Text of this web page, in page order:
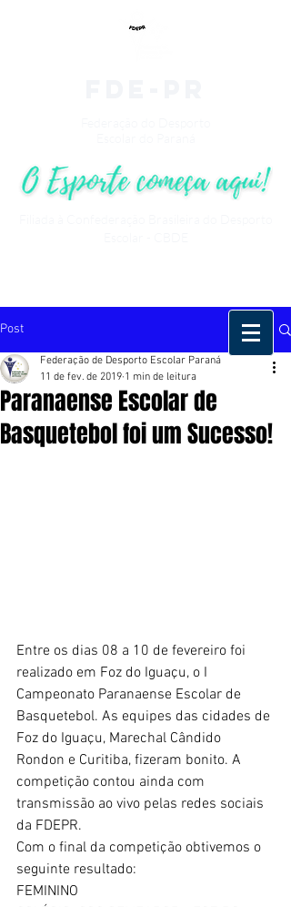
Post
Paranaense Escolar de
Basquetebol foi um Sucesso!
Federação de Desporto Escolar Paraná
11 de fev. de 2019 1 min de leitura
Entre os dias 08 a 10 de fevereiro foi
realizado em Foz do Iguaçu, o I
Campeonato Paranaense Escolar de
Basquetebol. As equipes das cidades de
Foz do Iguaçu, Marechal Cândido
Rondon e Curitiba, fizeram bonito. A
competição contou ainda com
transmissão ao vivo pelas redes sociais
da FDEPR.
Com o final da competição obtivemos o
seguinte resultado:
FEMININO